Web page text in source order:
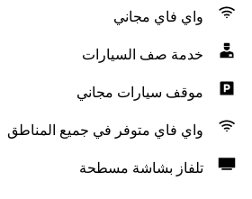
واي فاي مجاني
خدمة صف السيارات
موقف سيارات مجاني
واي فاي متوفر في جميع المناطق
تلفاز بشاشة مسطحة